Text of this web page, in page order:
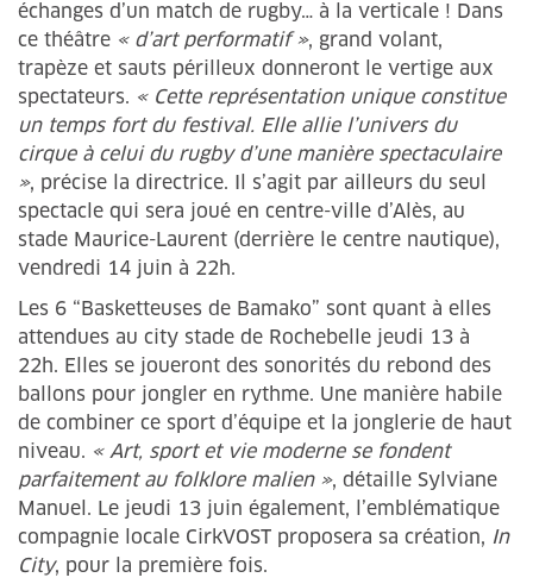
échanges d’un match de rugby… à la verticale ! Dans
ce théâtre « d’art performatif », grand volant,
trapèze et sauts périlleux donneront le vertige aux
spectateurs. « Cette représentation unique constitue
un temps fort du festival. Elle allie l’univers du
cirque à celui du rugby d’une manière spectaculaire
», précise la directrice. Il s’agit par ailleurs du seul
spectacle qui sera joué en centre-ville d’Alès, au
stade Maurice-Laurent (derrière le centre nautique),
vendredi 14 juin à 22h.
Les 6 “Basketteuses de Bamako” sont quant à elles
attendues au city stade de Rochebelle jeudi 13 à
22h. Elles se joueront des sonorités du rebond des
ballons pour jongler en rythme. Une manière habile
de combiner ce sport d’équipe et la jonglerie de haut
niveau. « Art, sport et vie moderne se fondent
parfaitement au folklore malien », détaille Sylviane
Manuel. Le jeudi 13 juin également, l’emblématique
compagnie locale CirkVOST proposera sa création, In
City, pour la première fois.